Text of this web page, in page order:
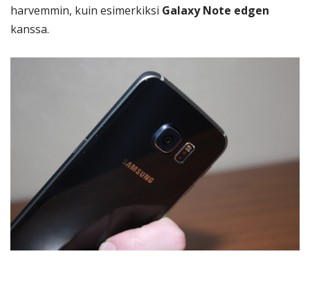
harvemmin, kuin esimerkiksi Galaxy Note edgen
kanssa.